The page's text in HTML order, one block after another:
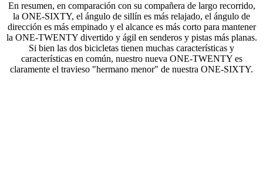
En resumen, en comparación con su compañera de largo recorrido,
la ONE-SIXTY, el ángulo de sillín es más relajado, el ángulo de
dirección es más empinado y el alcance es más corto para mantener
la ONE-TWENTY divertido y ágil en senderos y pistas más planas.
Si bien las dos bicicletas tienen muchas características y
características en común, nuestro nueva ONE-TWENTY es
claramente el travieso "hermano menor" de nuestra ONE-SIXTY.